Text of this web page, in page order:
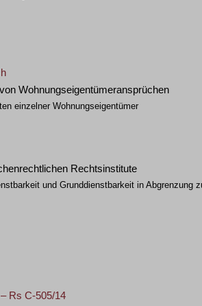
Wohnungseigentümeransprüchen
einzelner Wohnungseigentümer
Rechtsinstitute
und Grunddienstbarkeit in Abgrenzung
Rs C-505/14